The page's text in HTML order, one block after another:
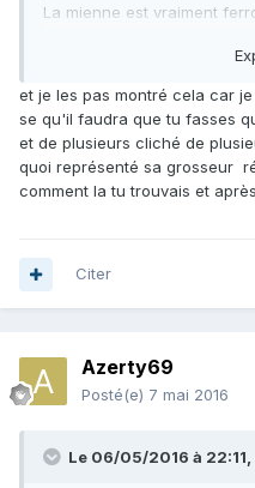
La mienne est vraiment
et je les pas montré cela car
se qu'il faudra que tu fasses
et de plusieurs cliché de
quoi représenté sa grosseur
comment la tu trouvais et
Citer
Azerty69
Posté(e) 7 mai 2016
Le 06/05/2016 à 22:11,